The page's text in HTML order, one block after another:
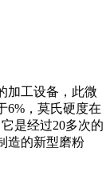
加工设备，此微
6%，莫氏硬度在
是经过20多次的
造的新型磨粉